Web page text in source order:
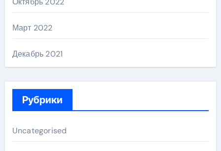
Март 2022
Декабрь 2021
Рубрики
Uncategorised